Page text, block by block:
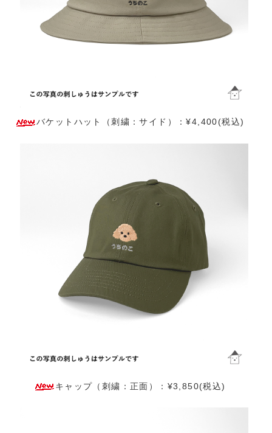
バケットハット（刺繍：サイド）：¥4,400(税込)
キャップ（刺繍：正面）：¥3,850(税込)